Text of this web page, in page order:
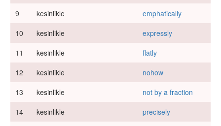
9
kesinlikle
emphatically
10
kesinlikle
expressly
11
kesinlikle
flatly
12
kesinlikle
nohow
13
kesinlikle
not by a fraction
14
kesinlikle
precisely